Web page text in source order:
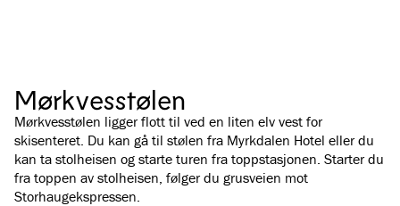
Mørkvesstølen
Mørkvesstølen ligger flott til ved en liten elv vest for
skisenteret. Du kan gå til stølen fra Myrkdalen Hotel eller du
kan ta stolheisen og starte turen fra toppstasjonen. Starter du
fra toppen av stolheisen, følger du grusveien mot
Storhaugekspressen.